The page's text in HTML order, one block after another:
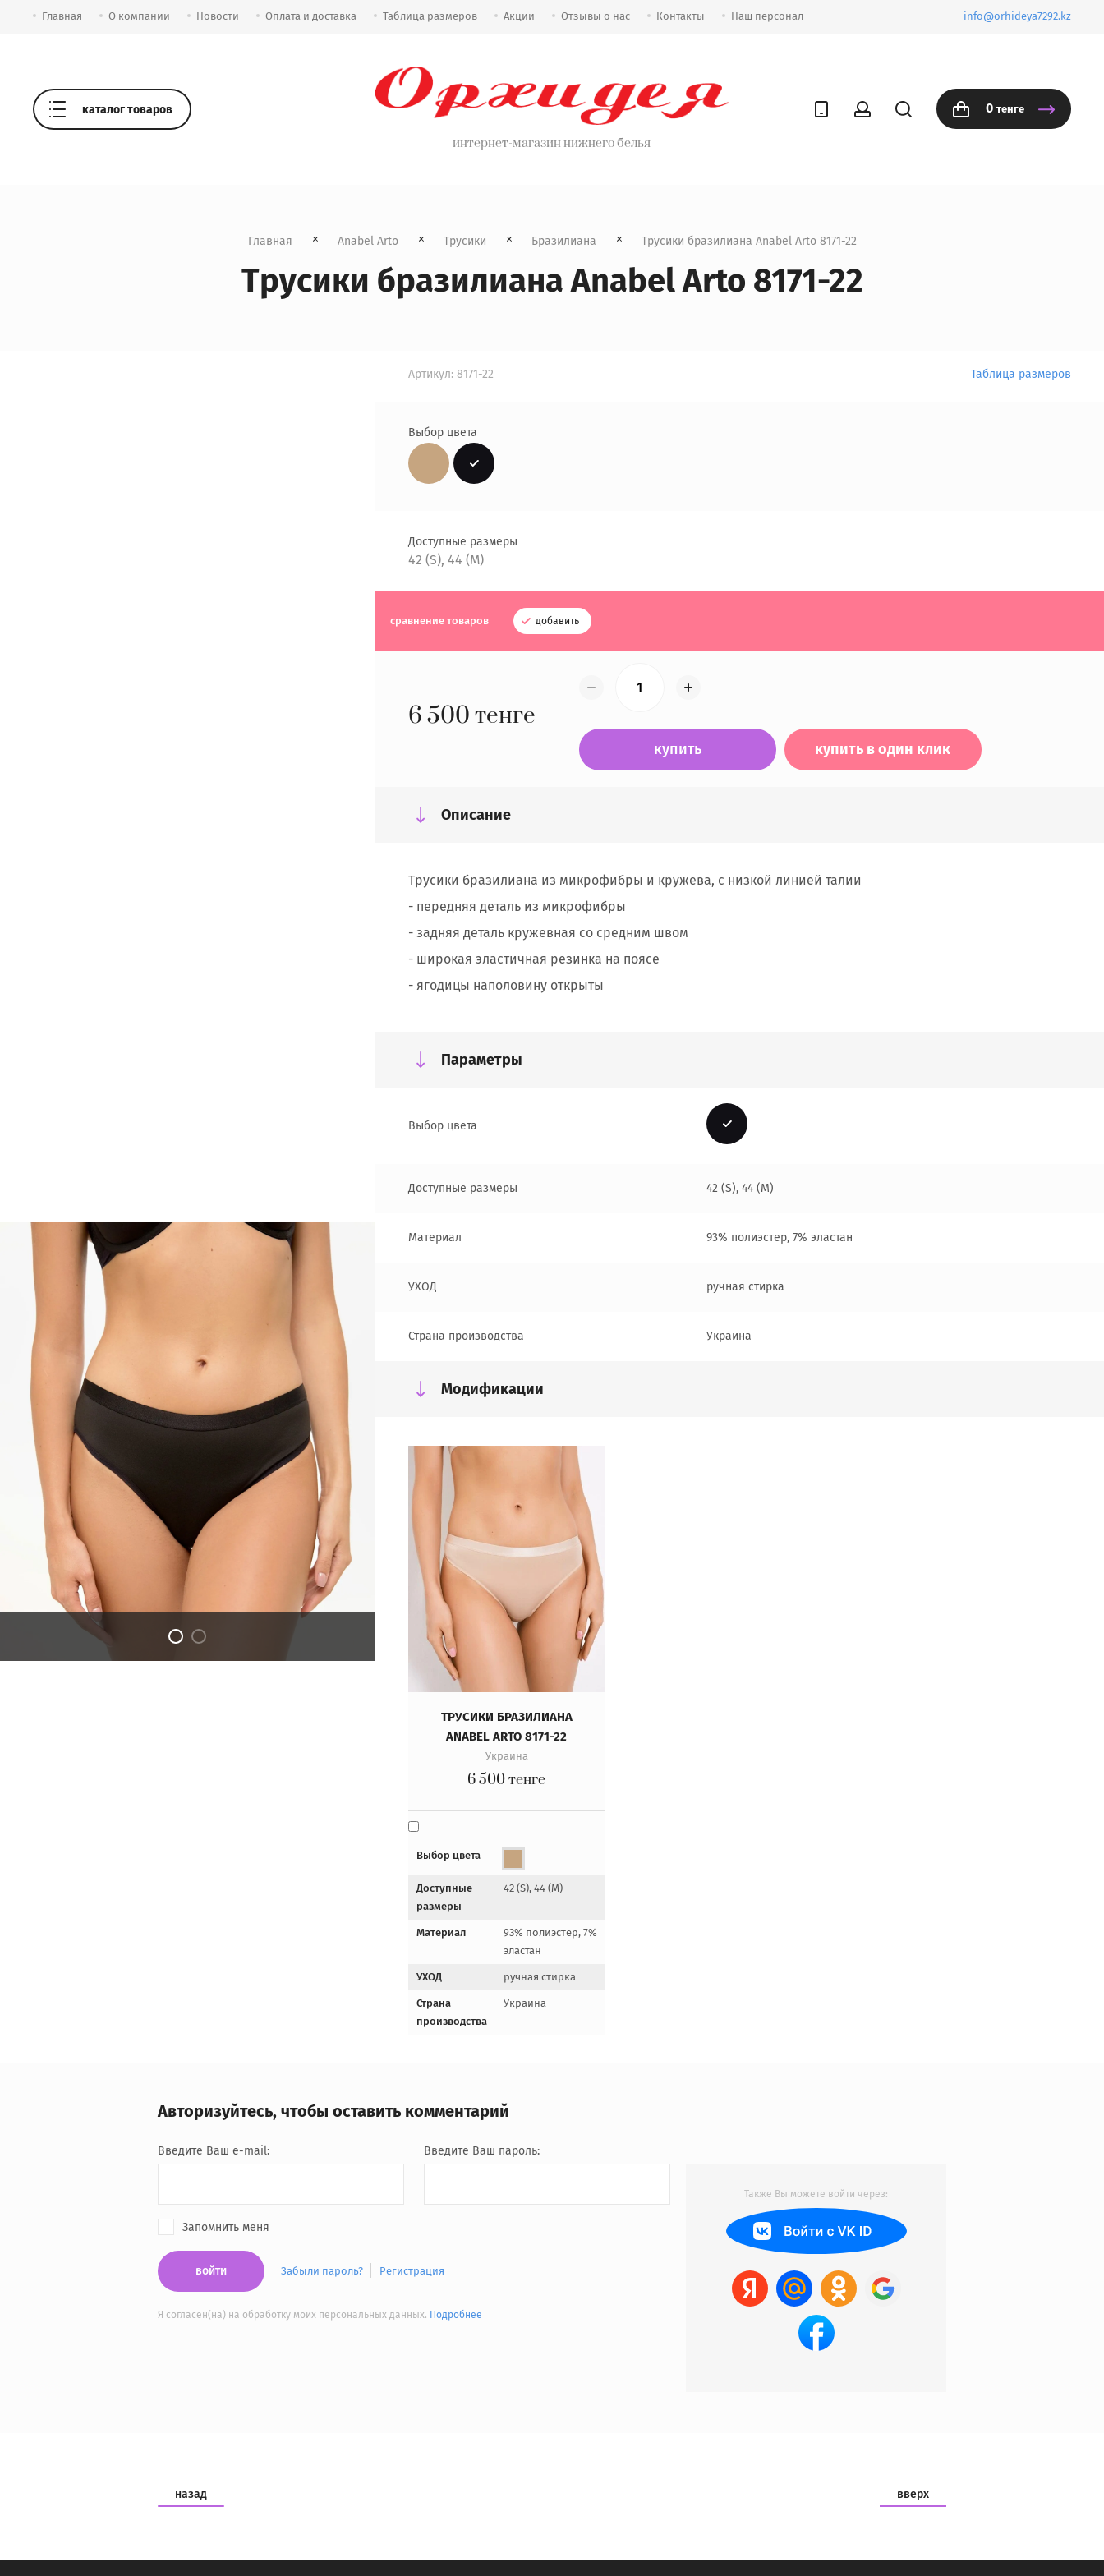
Главная О компании Новости Оплата и доставка Таблица размеров Акции Отзывы о нас Контакты Наш персонал info@orhideya7292.kz
каталог товаров
интернет-магазин нижнего белья
0 тенге
Главная Anabel Arto Трусики Бразилиана
  Трусики бразилиана Anabel Arto 8171-22
Трусики бразилиана Anabel Arto 8171-22
Артикул:8171-22 Таблица размеров
Выбор цвета
Доступные размеры
42 (S), 44 (M)
сравнение товаров добавить
6 500 тенге
купить купить в один клик
Описание
Трусики бразилиана из микрофибры и кружева, с низкой линией талии
- передняя деталь из микрофибры
- задняя деталь кружевная со средним швом
- широкая эластичная резинка на поясе
- ягодицы наполовину открыты
Параметры
Выбор цвета
Доступные размеры 42 (S), 44 (M)
Материал 93% полиэстер, 7% эластан
УХОД ручная стирка
Страна производства Украина
Модификации
ТРУСИКИ БРАЗИЛИАНА
ANABEL ARTO 8171-22
Украина
6 500 тенге
Выбор цвета
Доступные
размеры
42 (S), 44 (M)
Материал
93% полиэстер, 7%
эластан
УХОД ручная стирка
Страна
производства
Украина
Авторизуйтесь, чтобы оставить комментарий
Введите Ваш e-mail: Введите Ваш пароль:
Запомнить меня
войти Забыли пароль? Регистрация
Я согласен(на) на обработку моих персональных данных. Подробнее
Также Вы можете войти через:
назад вверх